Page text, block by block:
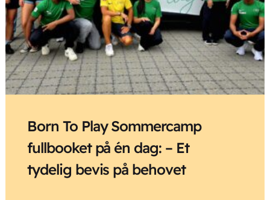
Born To Play Sommercamp
fullbooket på én dag: – Et
tydelig bevis på behovet